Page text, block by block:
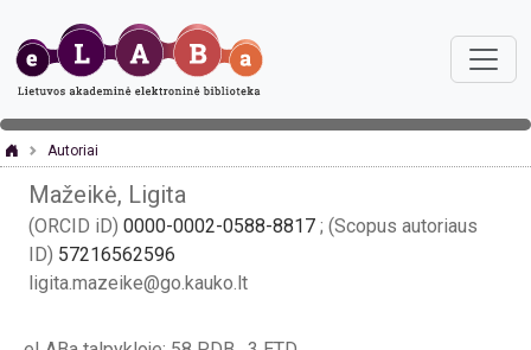
Autoriai
Mažeikė, Ligita
(ORCID iD) 0000-0002-0588-8817 ; (Scopus autoriaus
ID) 57216562596
ligita.mazeike@go.kauko.lt